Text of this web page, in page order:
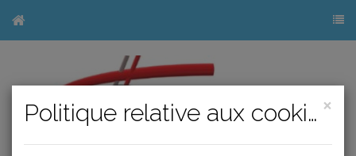
×
Politique relative aux cookies